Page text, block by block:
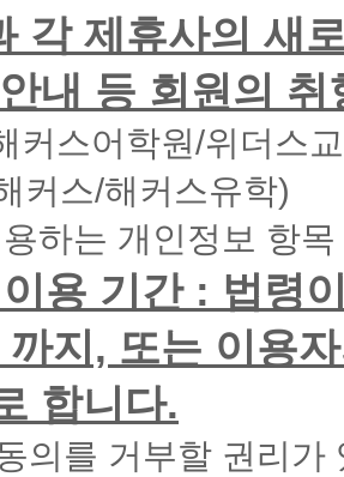
각 제휴사의 새
내 등 회원의
스어학원/위더스
커스/해커스유학)
하는 개인정보 항
용 기간 : 법령
지, 또는 이용
합니다.
의를 거부할 권리